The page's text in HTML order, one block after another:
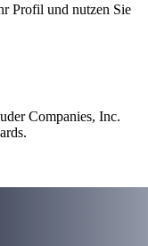
Profil und nutzen Sie
Companies, Inc.